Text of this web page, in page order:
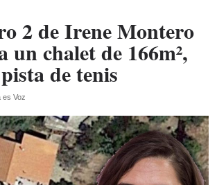
2 de Irene Montero
un chalet de 166m²,
de tenis
es Voz